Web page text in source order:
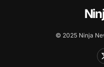
© 2025 Ninja